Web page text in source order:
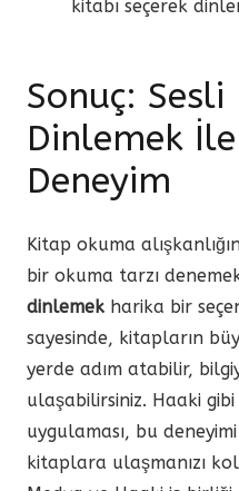
kitabı seçerek
Sonuç: Sesli
Dinlemek
Deneyim
Kitap okuma
bir okuma tarzı
dinlemek harika bir
sayesinde, kitapların
yerde adım atabilir,
ulaşabilirsiniz. Haaki
uygulaması, bu
kitaplara ulaşmanızı